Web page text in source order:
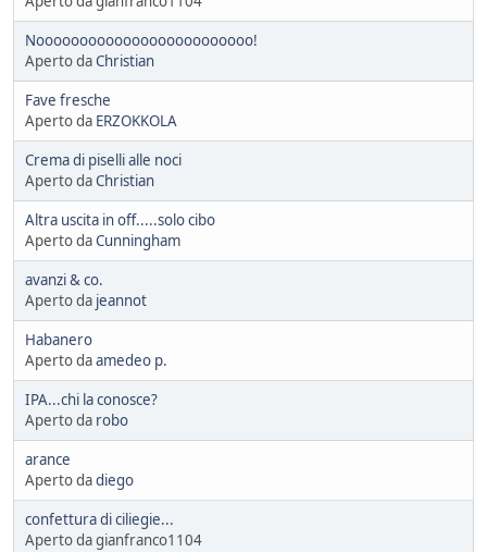
Nooooooooooooooooooooooooo!
Aperto daChristian
Fave fresche
Aperto da ERZOKKOLA
Crema di piselli alle noci
Aperto daChristian
Altra uscita in off.....solo cibo
Aperto daCunningham
avanzi & co.
Aperto da jeannot
Habanero
Aperto daamedeo p.
IPA...chi la conosce?
Aperto da robo
arance
Aperto dadiego
confettura di ciliegie...
Aperto da gianfranco1104